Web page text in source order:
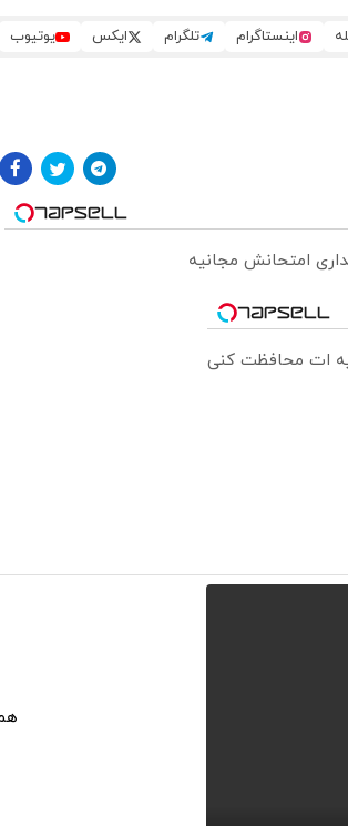
اینستاگرام تلگرام ایکس یوتیوب
امتحانش مجانیه
ات محافظت کنی